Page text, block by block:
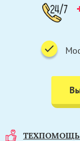
ТЕХПОМОЩЬ